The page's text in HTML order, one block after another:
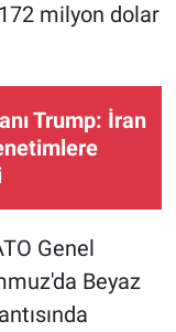
milyon dolar
Trump: İran
Genel
Beyaz